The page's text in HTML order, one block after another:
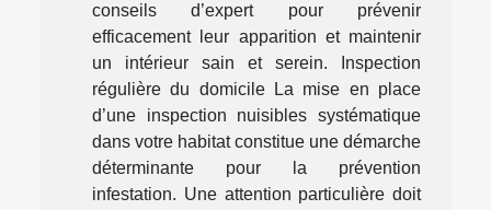
conseils d’expert pour prévenir
efficacement leur apparition et maintenir
un intérieur sain et serein. Inspection
régulière du domicile La mise en place
d’une inspection nuisibles systématique
dans votre habitat constitue une démarche
déterminante pour la prévention
infestation. Une attention particulière doit